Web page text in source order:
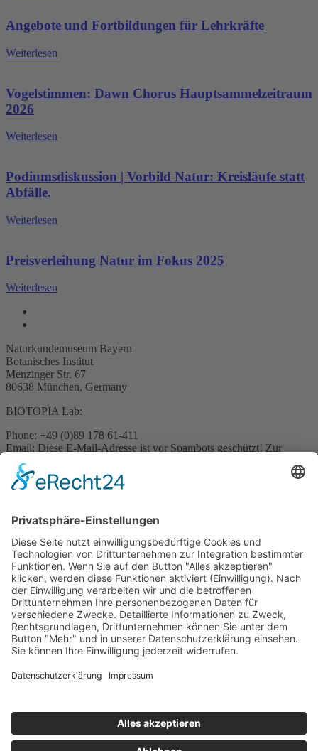
Angebote und Fortbildungen für Lehrkräfte
Weiterlesen
Vogelstimmen: Dawn Chorus Hauptsammelzeitraum
2026
Weiterlesen
Podiumsdiskussion | Vorbild Natur: Kreisläufe statt
Abfälle.
Weiterlesen
Preisverleihung Natur im Fokus 2025
Weiterlesen
Naturkundemuseum Bayern
Botanisches Institut
Menzinger Str. 67
80638 München, Germany
BIOTOPIA Lab:
Phone: +49 (0)89 178 61-411
Email: Diese E-Mail-Adresse ist vor Spambots geschützt! Zur
Anzeige muss JavaScript eingeschaltet sein.
Pressekontakt:
Anzeige muss JavaScript eingeschaltet sein.
Sonstige Anfragen:
Phone: +49 (0)89 178 61-422
Email:Diese E-Mail-Adresse ist vor Spambots geschützt! Zur
Anzeige muss JavaScript eingeschaltet sein.
© Naturkundemuseum Bayern
Newsletter
Jobs
Museum Mensch und Natur